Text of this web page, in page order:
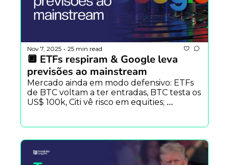
Nov 7, 2025 • 25 min read
🔲 ETFs respiram & Google leva
previsões ao mainstream
Mercado ainda em modo defensivo: ETFs
de BTC voltam a ter entradas, BTC testa os
US$ 100k, Citi vê risco em equities;
Samourai: 5 anos. ArbiLink ao vivo mais
tarde.